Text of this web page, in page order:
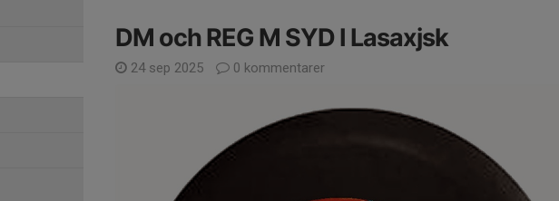
DM och REG M SYD I Lasaxjsk
24 sep 2025 0 kommentarer